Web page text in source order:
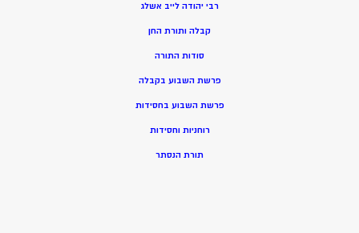
רבי יהודה לייב אשלג
קבלה ותורת החן
סודות התורה
פרשת השבוע בקבלה
פרשת השבוע בחסידות
רוחניות וחסידות
תורת הנסתר